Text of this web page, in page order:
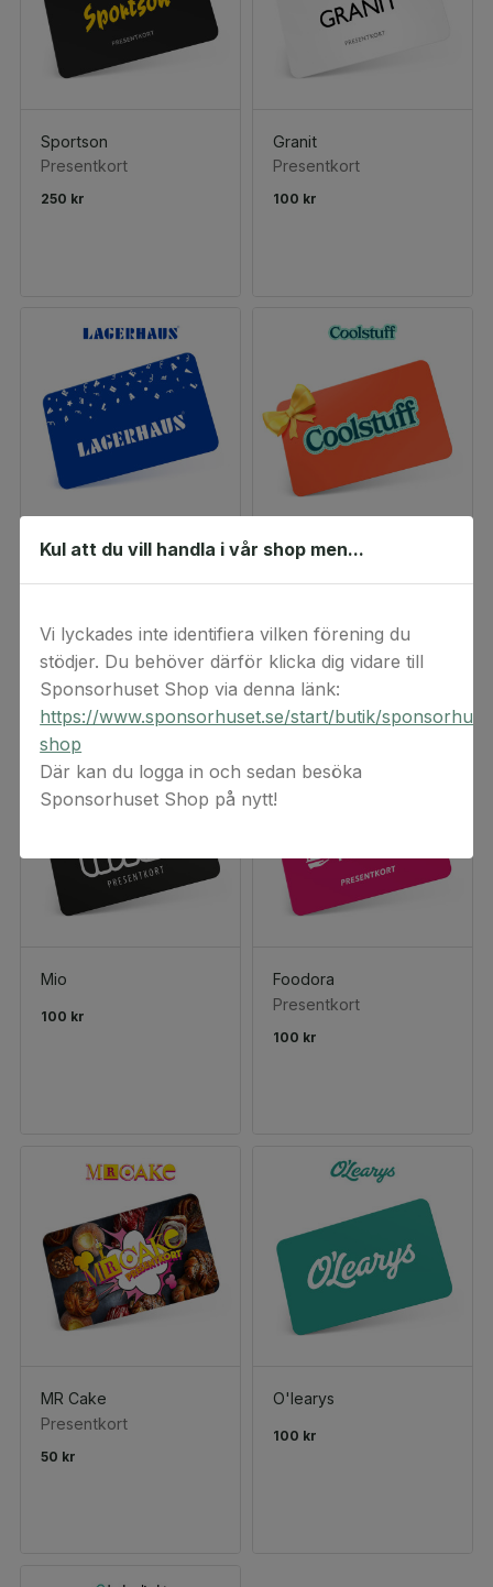
Sportson
Presentkort
250 kr
Granit
Presentkort
100 kr
Lagerhaus
Presentkort
Coolstuff
Mio
100 kr
Foodora
Presentkort
100 kr
MR Cake
Presentkort
50 kr
O'learys
100 kr
Kul att du vill handla i vår shop men...
Vi lyckades inte identifiera vilken förening du
stödjer. Du behöver därför klicka dig vidare till
Sponsorhuset Shop via denna länk:
https://www.sponsorhuset.se/start/butik/
shop
Där kan du logga in och sedan besöka
Sponsorhuset Shop på nytt!